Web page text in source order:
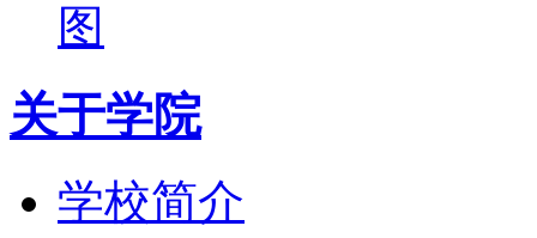
图
关于学院
学校简介